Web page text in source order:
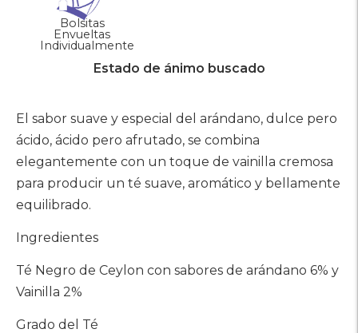
Bolsitas
Envueltas
Individualmente
Estado de ánimo buscado
carrito
El sabor suave y especial del arándano, dulce pero
ácido, ácido pero afrutado, se combina
elegantemente con un toque de vainilla cremosa
para producir un té suave, aromático y bellamente
equilibrado.
Ingredientes
Té Negro de Ceylon con sabores de arándano 6% y
Vainilla 2%
Grado del Té